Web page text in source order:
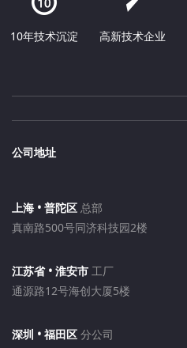
10年技术沉淀 高新技术企业
公司地址
上海 • 普陀区 总部
真南路500号同济科技园2楼
江苏省 • 淮安市 工厂
通源路12号海创大厦5楼
深圳 • 福田区 分公司